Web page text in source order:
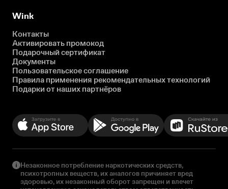
Wink
Контакты
Активировать промокод
Подарочный сертификат
Документы
Пользовательское соглашение
Правила применения рекомендательных технологий
Подарки от наших партнёров
Незаконное потребление наркотических средств,
психотропных веществ, их аналогов причиняет вред
здоровью, их незаконный оборот запрещен и влечет